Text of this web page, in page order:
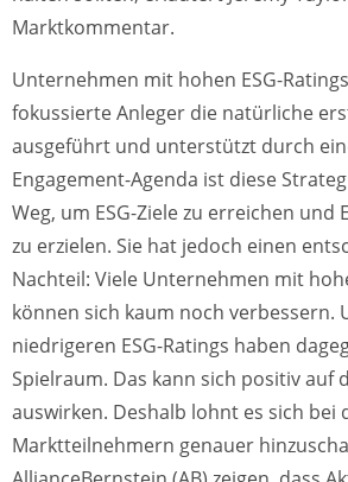
Marktkommentar.
Unternehmen mit hohen ESG-
fokussierte Anleger die natürliche
ausgeführt und unterstützt durch
Engagement-Agenda ist diese
Weg, um ESG-Ziele zu erreichen und
zu erzielen. Sie hat jedoch einen
Nachteil: Viele Unternehmen mit
können sich kaum noch verbessern.
niedrigeren ESG-Ratings haben
Spielraum. Das kann sich positiv auf
auswirken. Deshalb lohnt es sich bei
Marktteilnehmern genauer